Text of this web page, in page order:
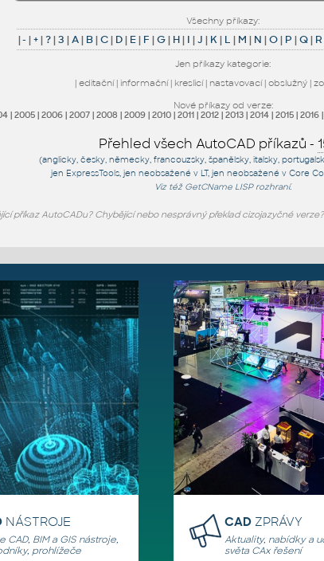
Všechny příkazy:
|- |+|?|3 |A| B|C| D| E| F |G| H| I |J | K| L | M | N |O| P |Q| R
Jen příkazy kategorie:
| editační| informační| kreslicí| nastavovací| obslužný|
Nové příkazy od verze:
| 2005| 2006| 2007| 2008 | 2009| 2010| 2011| 2012| 2013| 2014| 2015| 2016|
Přehled všech AutoCAD příkazů -
(anglicky, česky, německy, francouzsky, španělsky, italsky,
jen ExpressTools, jenneobsažené v LT, jenneobsažené v Core
Viz též GetCName LISP rozhraní.
příkaz AutoCADu? Chybějící nebo nesprávný překlad cizojazyčné verze?
NÁSTROJE
CAD, BIM a GIS nástroje,
prohlížeče
CAD ZPRÁVY
Aktuality, nabídky a
světa CAx řešení